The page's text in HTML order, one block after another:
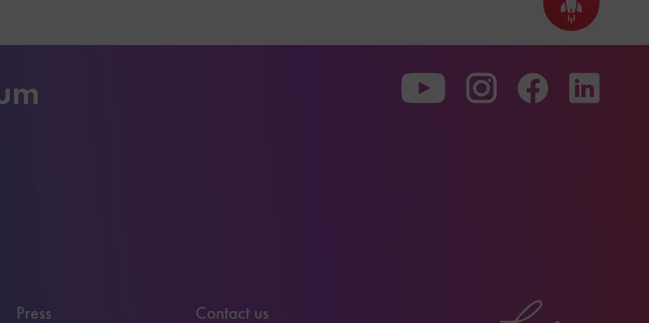
Back
to
top
Press Contact us
To
our
To
our
To
our